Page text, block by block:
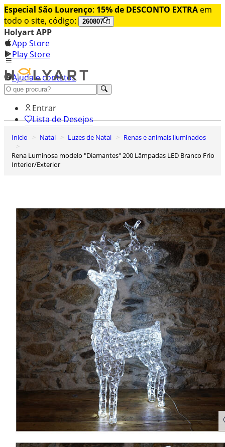
Especial São Lourenço: 15% de DESCONTO EXTRA em
todo o site, código:
260807
Holyart APP
App Store
Play Store
Ajuda e contatos
Conheça premium
Entrar
Lista de Desejos
Inicio Natal Luzes de Natal
Renas e animais iluminados
Rena Luminosa modelo "Diamantes" 200 Lâmpadas LED Branco Frio
Interior/Exterior